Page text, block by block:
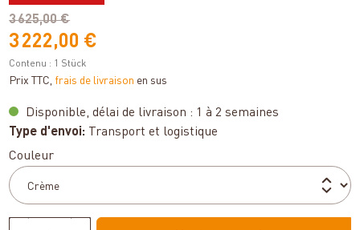
3 625,00 €
3 222,00 €
Contenu : 1 Stück
Prix TTC, frais de livraison en sus
Disponible, délai de livraison : 1 à 2 semaines
Type d'envoi: Transport et logistique
Sélectionnez
Couleur